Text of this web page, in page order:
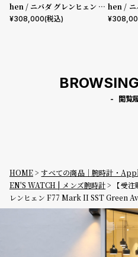
hen / ニバダ グレンヒェン F7
7 Mark II SST Meteorite S
¥308,000(税込)
hen / ニ
7 Mark
¥
閲覧
HOME すべての商品｜腕時計・
EN'S WATCH | メンズ腕時計
【受
レンヒェン F77 Mark II SST Green